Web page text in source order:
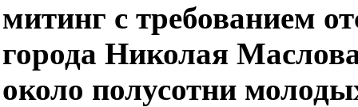
митинг с требованием
города Николая
около полусотни